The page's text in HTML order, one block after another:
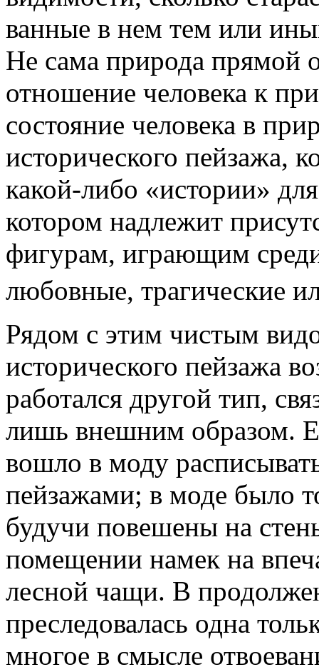
ванные в нем тем или
Не сама при­рода прямой
отношение человека к
состояние человека в
исторического пейзажа,
какой-либо «истории»
котором надле­жит
фигурам, играющим
любовные, трагические
Рядом с этим чистым
исторического пейзажа
работался другой тип,
лишь внешним образом.
вошло в моду
пейзажами; в моде было
будучи повешены на
помещении намек на
лесной чащи. В
преследовалась одна
многое в смысле